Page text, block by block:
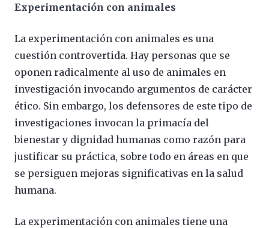
Experimentación con animales
La experimentación con animales es una
cuestión controvertida. Hay personas que se
oponen radicalmente al uso de animales en
investigación invocando argumentos de carácter
ético. Sin embargo, los defensores de este tipo de
investigaciones invocan la primacía del
bienestar y dignidad humanas como razón para
justificar su práctica, sobre todo en áreas en que
se persiguen mejoras significativas en la salud
humana.
La experimentación con animales tiene una